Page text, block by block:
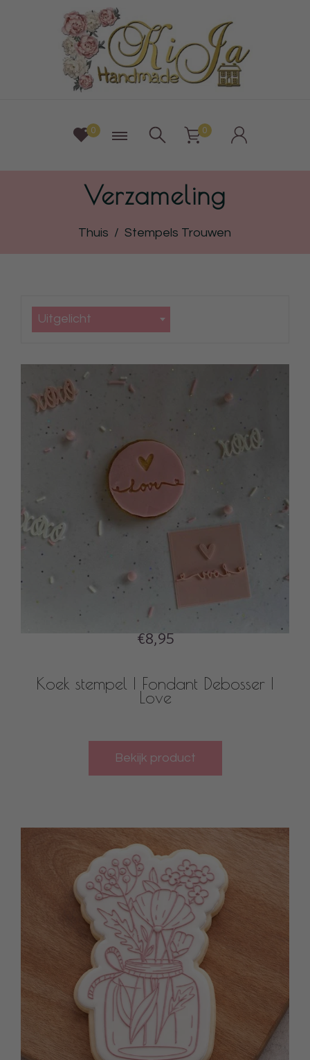
0 0
Verzameling
Thuis / Stempels Trouwen
Uitgelicht
€8,95
Koek stempel | Fondant Debosser |
Love
Bekijk product